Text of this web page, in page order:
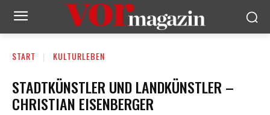
START KULTURLEBEN
STADTKÜNSTLER UND LANDKÜNSTLER –
CHRISTIAN EISENBERGER